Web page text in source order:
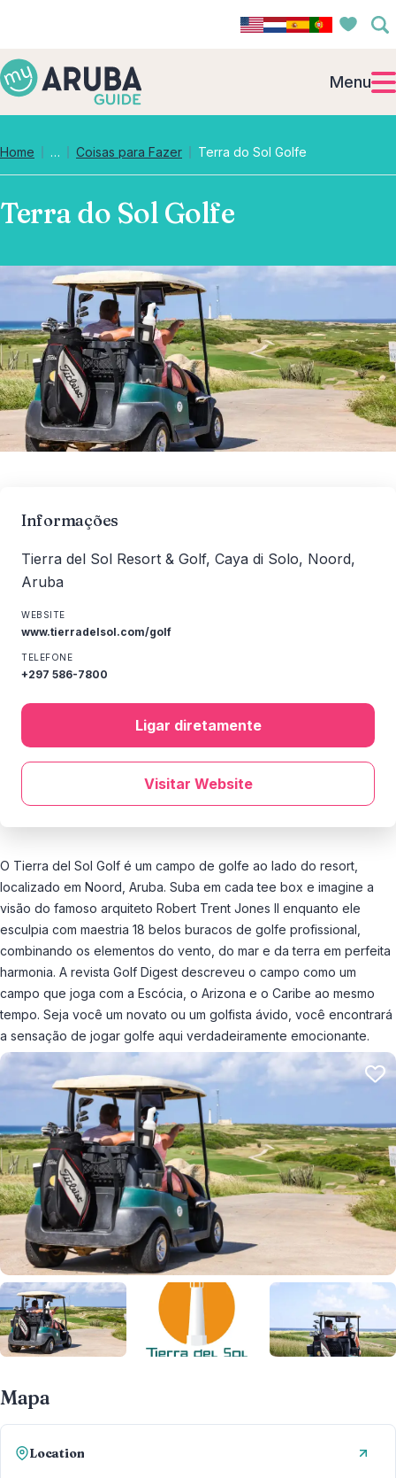
Menu
Home … Collapsed breadcrumb levels
Coisas para Fazer Terra do Sol Golfe
Terra do Sol Golfe
O Tierra del Sol Golf é um campo de golfe ao lado do resort,
localizado em Noord, Aruba. Suba em cada tee box e imagine a
visão do famoso arquiteto Robert Trent Jones II enquanto ele
esculpia com maestria 18 belos buracos de golfe profissional,
combinando os elementos do vento, do mar e da terra em perfeita
harmonia. A revista Golf Digest descreveu o campo como um
campo que joga com a Escócia, o Arizona e o Caribe ao mesmo
tempo. Seja você um novato ou um golfista ávido, você encontrará
a sensação de jogar golfe aqui verdadeiramente emocionante.
Mapa
Location
Informações
Tierra del Sol Resort & Golf, Caya di Solo, Noord,
Aruba
WEBSITE
www.tierradelsol.com/golf
TELEFONE
+297 586-7800
Ligar diretamente
Visitar Website